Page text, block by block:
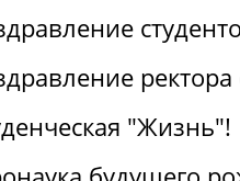
ректора
"Жизнь"!